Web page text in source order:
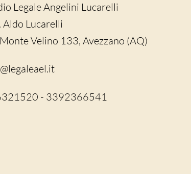
Legale Angelini Lucarelli
Aldo Lucarelli
Velino 133, Avezzano (AQ)
- 3392366541